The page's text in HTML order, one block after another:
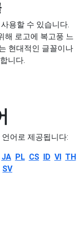
용할 수 있습니다.
해 로고에 복고풍 느
현대적인 글꼴이나
니다.
어로 제공됩니다:
JA PL CS ID VI TH
SV